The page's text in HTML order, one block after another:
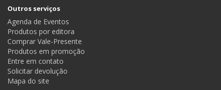
Outros serviços
Agenda de Eventos
Produtos por editora
Comprar Vale-Presente
Produtos em promoção
Entre em contato
Solicitar devolução
Mapa do site